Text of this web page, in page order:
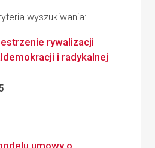
wyszukiwania:
rywalizacji
i radykalnej
umowy o